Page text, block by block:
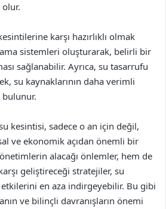
olur.
karşı hazırlıklı olmak
sistemleri oluşturarak, belirli bir
sağlanabilir. Ayrıca, su tasarrufu
su kaynaklarının daha verimli
bulunur.
kesintisi, sadece o an için değil,
ve ekonomik açıdan önemli bir
alacağı önlemler, hem de
geliştireceği stratejiler, su
en aza indirgeyebilir. Bu gibi
ve bilinçli davranışların önemi